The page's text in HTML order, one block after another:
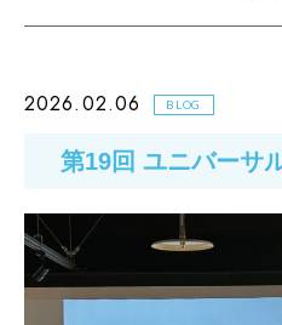
2026.02.06 BLOG
第19回 ユニバーサ